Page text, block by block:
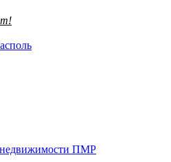
ПМР